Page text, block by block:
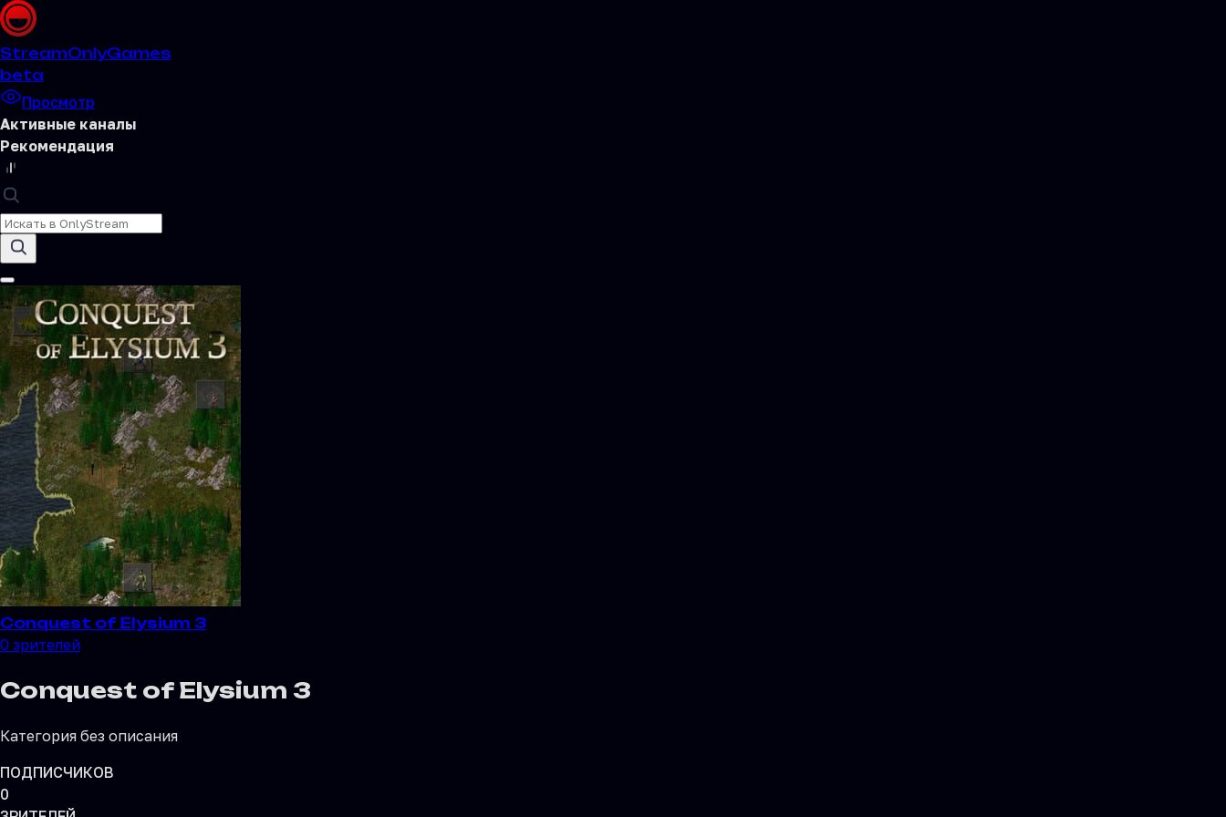
StreamOnlyGames
beta
Просмотр
Активные каналы
Рекомендация
Conquest of Elysium 3
0 зрителей
Conquest of Elysium 3
Категория без описания
ПОДПИСЧИКОВ
0